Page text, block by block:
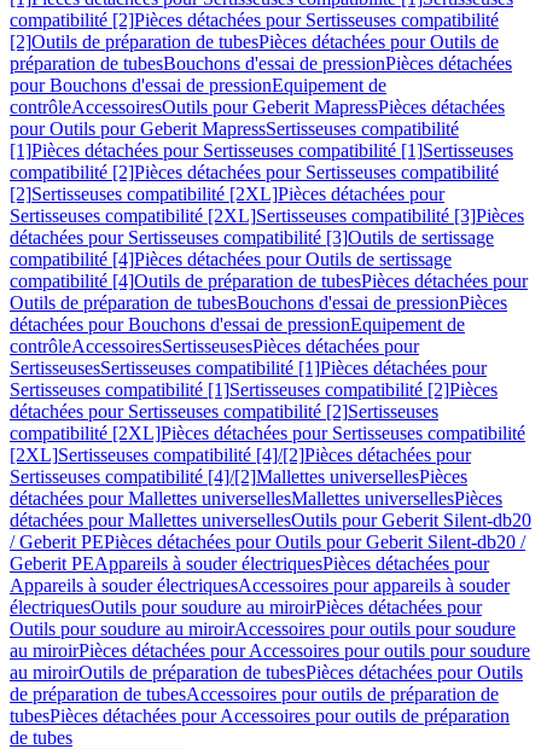
compatibilité [2]Pièces détachées pour Sertisseuses compatibilité
[2]Outils de préparation de tubesPièces détachées pour Outils de
préparation de tubesBouchons d'essai de pressionPièces détachées
pour Bouchons d'essai de pressionEquipement de
contrôleAccessoiresOutils pour Geberit MapressPièces détachées
pour Outils pour Geberit MapressSertisseuses compatibilité
[1]Pièces détachées pour Sertisseuses compatibilité [1]Sertisseuses
compatibilité [2]Pièces détachées pour Sertisseuses compatibilité
[2]Sertisseuses compatibilité [2XL]Pièces détachées pour
Sertisseuses compatibilité [2XL]Sertisseuses compatibilité [3]Pièces
détachées pour Sertisseuses compatibilité [3]Outils de sertissage
compatibilité [4]Pièces détachées pour Outils de sertissage
compatibilité [4]Outils de préparation de tubesPièces détachées pour
Outils de préparation de tubesBouchons d'essai de pressionPièces
détachées pour Bouchons d'essai de pressionEquipement de
contrôleAccessoiresSertisseusesPièces détachées pour
SertisseusesSertisseuses compatibilité [1]Pièces détachées pour
Sertisseuses compatibilité [1]Sertisseuses compatibilité [2]Pièces
détachées pour Sertisseuses compatibilité [2]Sertisseuses
compatibilité [2XL]Pièces détachées pour Sertisseuses compatibilité
[2XL]Sertisseuses compatibilité [4]/[2]Pièces détachées pour
Sertisseuses compatibilité [4]/[2]Mallettes universellesPièces
détachées pour Mallettes universellesMallettes universellesPièces
détachées pour Mallettes universellesOutils pour Geberit Silent-db20
/ Geberit PEPièces détachées pour Outils pour Geberit Silent-db20 /
Geberit PEAppareils à souder électriquesPièces détachées pour
Appareils à souder électriquesAccessoires pour appareils à souder
électriquesOutils pour soudure au miroirPièces détachées pour
Outils pour soudure au miroirAccessoires pour outils pour soudure
au miroirPièces détachées pour Accessoires pour outils pour soudure
au miroirOutils de préparation de tubesPièces détachées pour Outils
de préparation de tubesAccessoires pour outils de préparation de
tubesPièces détachées pour Accessoires pour outils de préparation
de tubes